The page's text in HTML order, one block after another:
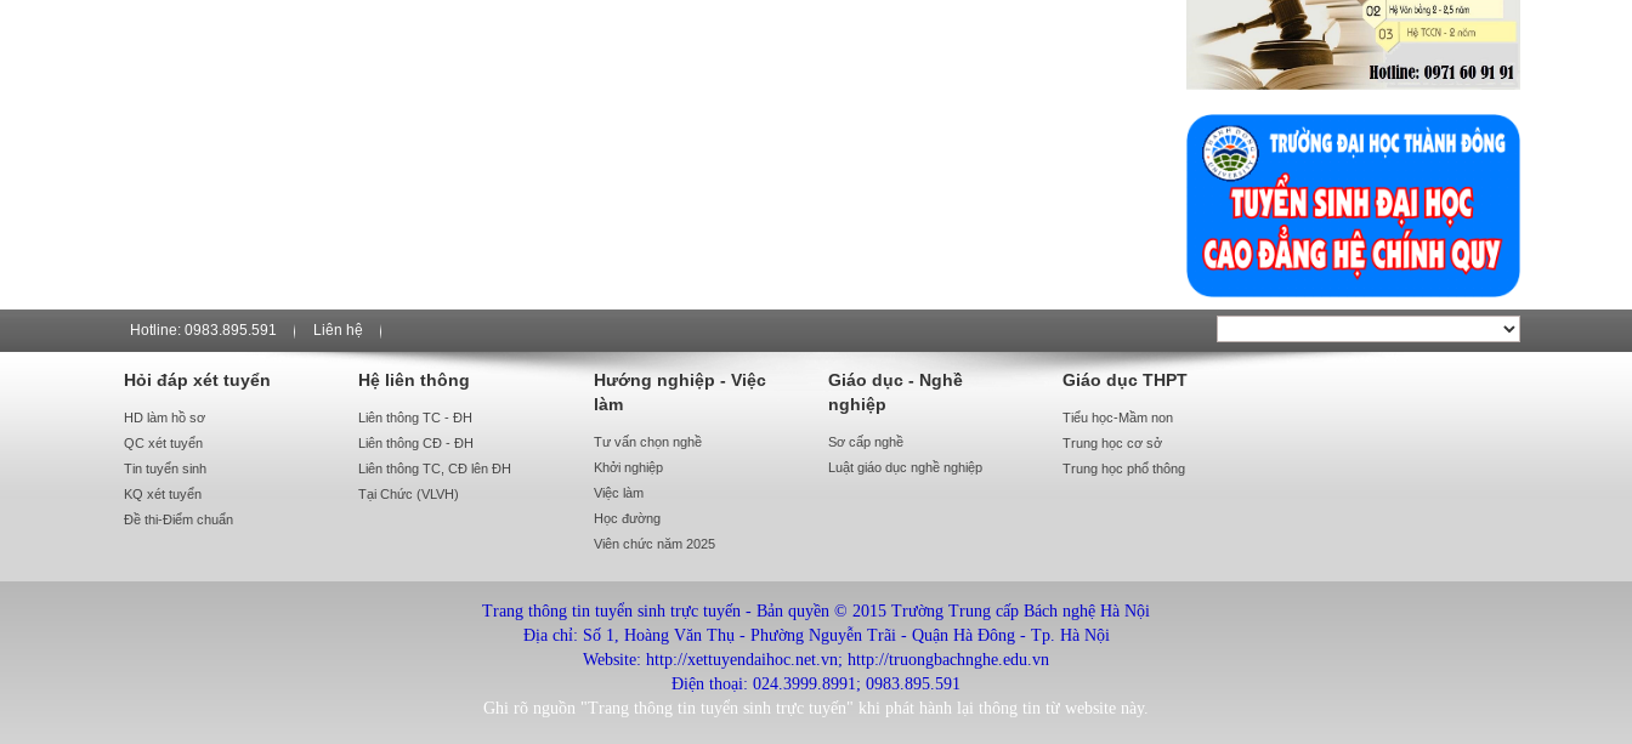
Hotline: 0983.895.591 Liên hệ
Hỏi đáp xét tuyển
HD làm hồ sơ
QC xét tuyển
Tin tuyển sinh
KQ xét tuyển
Đề thi-Điểm chuẩn
Hệ liên thông
Liên thông TC - ĐH
Liên thông CĐ - ĐH
Liên thông TC, CĐ lên ĐH
Tại Chức (VLVH)
Hướng nghiệp - Việc
làm
Tư vấn chọn nghề
Khởi nghiệp
Việc làm
Học đường
Viên chức năm 2025
Giáo dục - Nghề
nghiệp
Sơ cấp nghề
Luật giáo dục nghề nghiệp
Giáo dục THPT
Tiểu học-Mầm non
Trung học cơ sở
Trung học phổ thông
Trang thông tin tuyển sinh trực tuyến - Bản quyền © 2015 Trường Trung cấp Bách nghệ Hà Nội
Địa chỉ: Số 1, Hoàng Văn Thụ - Phường Nguyễn Trãi - Quận Hà Đông - Tp. Hà Nội
Website: http://xettuyendaihoc.net.vn; http://truongbachnghe.edu.vn
Điện thoại: 024.3999.8991; 0983.895.591
Ghi rõ nguồn "Trang thông tin tuyển sinh trực tuyến" khi phát hành lại thông tin từ website này.